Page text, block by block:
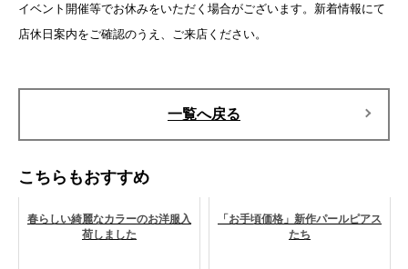
イベント開催等でお休みをいただく場合がございます。新着情報にて
店休日案内をご確認のうえ、ご来店ください。
一覧へ戻る
こちらもおすすめ
春らしい綺麗なカラーのお洋服入
荷しました
「お手頃価格」新作パールピアス
たち